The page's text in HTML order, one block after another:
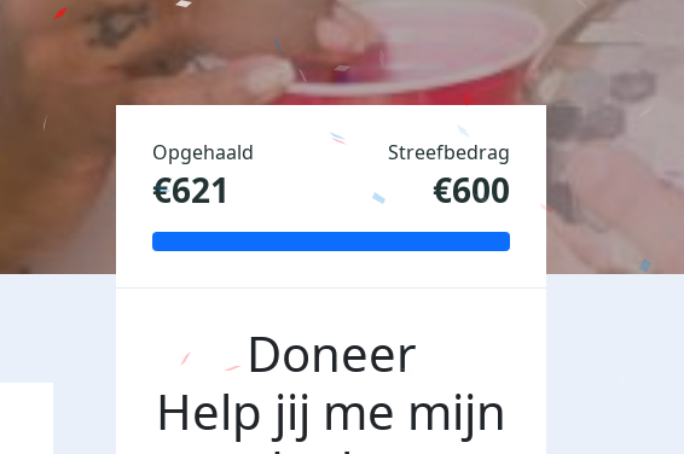
Opgehaald
€621
Streefbedrag
€600
Doneer
Help jij me mijn